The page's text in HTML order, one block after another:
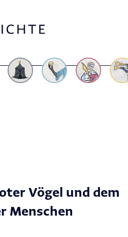
Vögel und dem
Menschen